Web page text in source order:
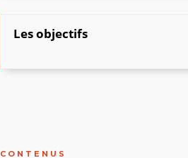
Les objectifs
CONTENUS